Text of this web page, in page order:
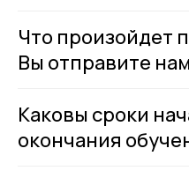
Что произойдет
Вы отправите
Каковы сроки
окончания